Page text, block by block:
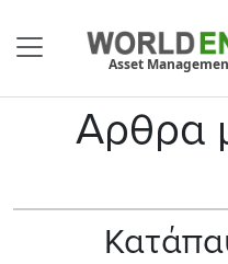
Asset
Αρθρα